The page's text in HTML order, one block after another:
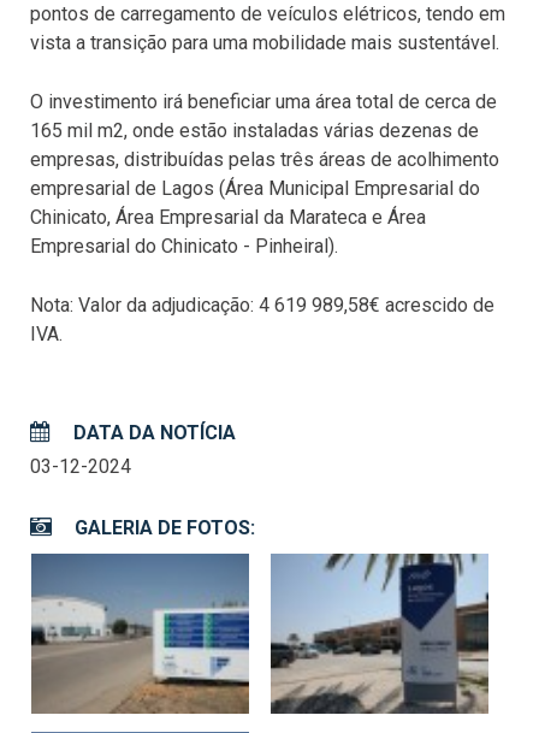
pontos de carregamento de veículos elétricos, tendo em
vista a transição para uma mobilidade mais sustentável.
O investimento irá beneficiar uma área total de cerca de
165 mil m2, onde estão instaladas várias dezenas de
empresas, distribuídas pelas três áreas de acolhimento
empresarial de Lagos (Área Municipal Empresarial do
Chinicato, Área Empresarial da Marateca e Área
Empresarial do Chinicato - Pinheiral).
Nota: Valor da adjudicação: 4 619 989,58€ acrescido de
IVA.
DATA DA NOTÍCIA
03-12-2024
GALERIA DE FOTOS: